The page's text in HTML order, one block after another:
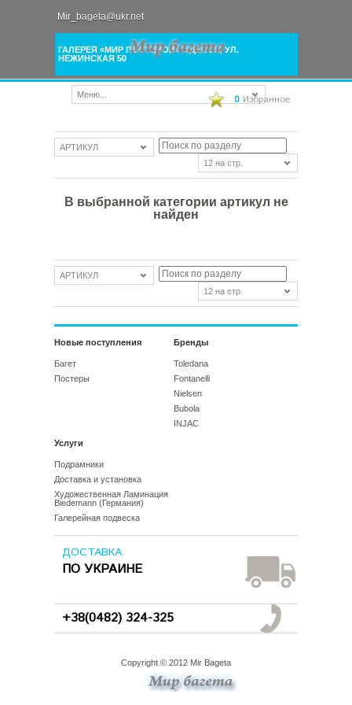
Mir_bageta@ukr.net
ГАЛЕРЕЯ «МИР ПОСТЕРОВ» ОДЕССА, УЛ.
НЕЖИНСКАЯ 50
Меню... 0 Избранное
АРТИКУЛ
12 на стр.
В выбранной категории артикул не
найден
АРТИКУЛ
12 на стр.
Новые поступления
Багет
Постеры
Бренды
Toledana
Fontanelli
Nielsen
Bubola
INJAC
Услуги
Подрамники
Доставка и установка
Художественная Ламинация
Biedemann (Германия)
Галерейная подвеска
ДОСТАВКА
ПО УКРАИНЕ
+38(0482) 324-325
Copyright © 2012 Mir Bageta